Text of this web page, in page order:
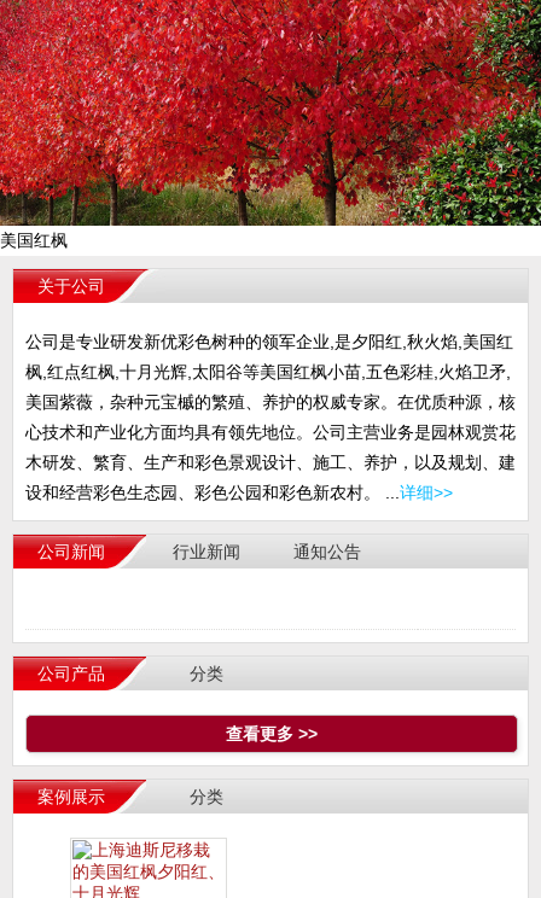
美国红枫
关于公司
公司是专业研发新优彩色树种的领军企业,是夕阳红,秋火焰,美国红
枫,红点红枫,十月光辉,太阳谷等美国红枫小苗,五色彩桂,火焰卫矛,
美国紫薇，杂种元宝槭的繁殖、养护的权威专家。在优质种源，核
心技术和产业化方面均具有领先地位。公司主营业务是园林观赏花
木研发、繁育、生产和彩色景观设计、施工、养护，以及规划、建
设和经营彩色生态园、彩色公园和彩色新农村。 ...详细>>
公司新闻 行业新闻 通知公告
公司产品 分类
查看更多 >>
案例展示 分类